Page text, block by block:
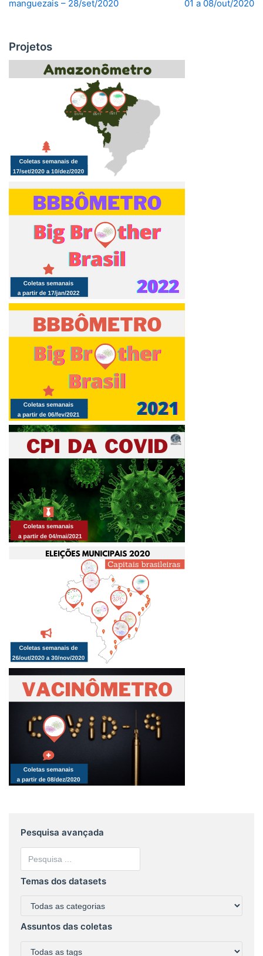
manguezais – 28/set/2020 01 a 08/out/2020
Projetos
Pesquisa avançada
Temas dos datasets
Assuntos das coletas